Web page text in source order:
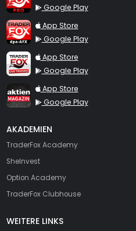
Google Play
TraderFox dpa-AFX ProFeed
App Store
Google Play
TraderFox Live Trading
App Store
Google Play
TraderFox aktien Magazin
App Store
Google Play
AKADEMIEN
TraderFox Academy
SheInvest
Option Academy
TraderFox Clubhouse
WEITERE LINKS